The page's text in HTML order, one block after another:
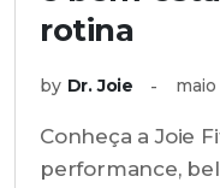
rotina
by Dr. Joie maio
Conheça a Joie
performance,